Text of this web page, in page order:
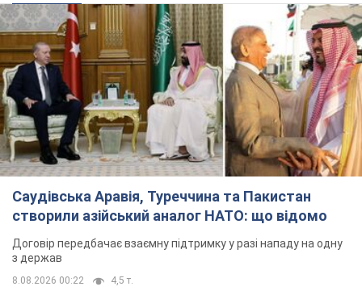
Саудівська Аравія, Туреччина та Пакистан
створили азійський аналог НАТО: що відомо
Договір передбачає взаємну підтримку у разі нападу на одну
з держав
8.08.2026 00:22 4,5 т.
На Прикарпатті після аномальної
спеки пройшла потужна злива:
дороги перетворились на річки.
Відео
курортний Буковель